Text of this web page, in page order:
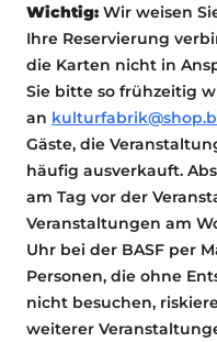
Wichtig: Wir weisen
Ihre Reservierung
die Karten nicht in
Sie bitte so frühzeitig
an
Gäste, die
häufig ausverkauft.
am Tag vor der
Veranstaltungen am
Uhr bei der BASF per
Personen, die ohne
nicht besuchen,
weiterer